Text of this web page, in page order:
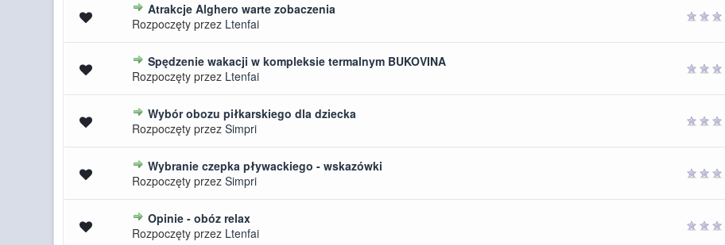
Atrakcje Alghero warte zobaczenia
Rozpoczęty przez Ltenfai
0 głosów - średnia ocena: 0 na 5 gwiazdek
Spędzenie wakacji w kompleksie termalnym BUKOVINA
Rozpoczęty przez Ltenfai
0 głosów - średnia ocena: 0 na 5 gwiazdek
Wybór obozu piłkarskiego dla dziecka
Rozpoczęty przez Simpri
0 głosów - średnia ocena: 0 na 5 gwiazdek
Wybranie czepka pływackiego - wskazówki
Rozpoczęty przez Simpri
0 głosów - średnia ocena: 0 na 5 gwiazdek
Opinie - obóz relax
Rozpoczęty przez Ltenfai
0 głosów - średnia ocena: 0 na 5 gwiazdek